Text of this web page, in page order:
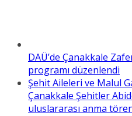
DAÜ’de Çanakkale
programı düzenlendi
Şehit Aileleri ve Malul
Çanakkale Şehitler
uluslararası anma